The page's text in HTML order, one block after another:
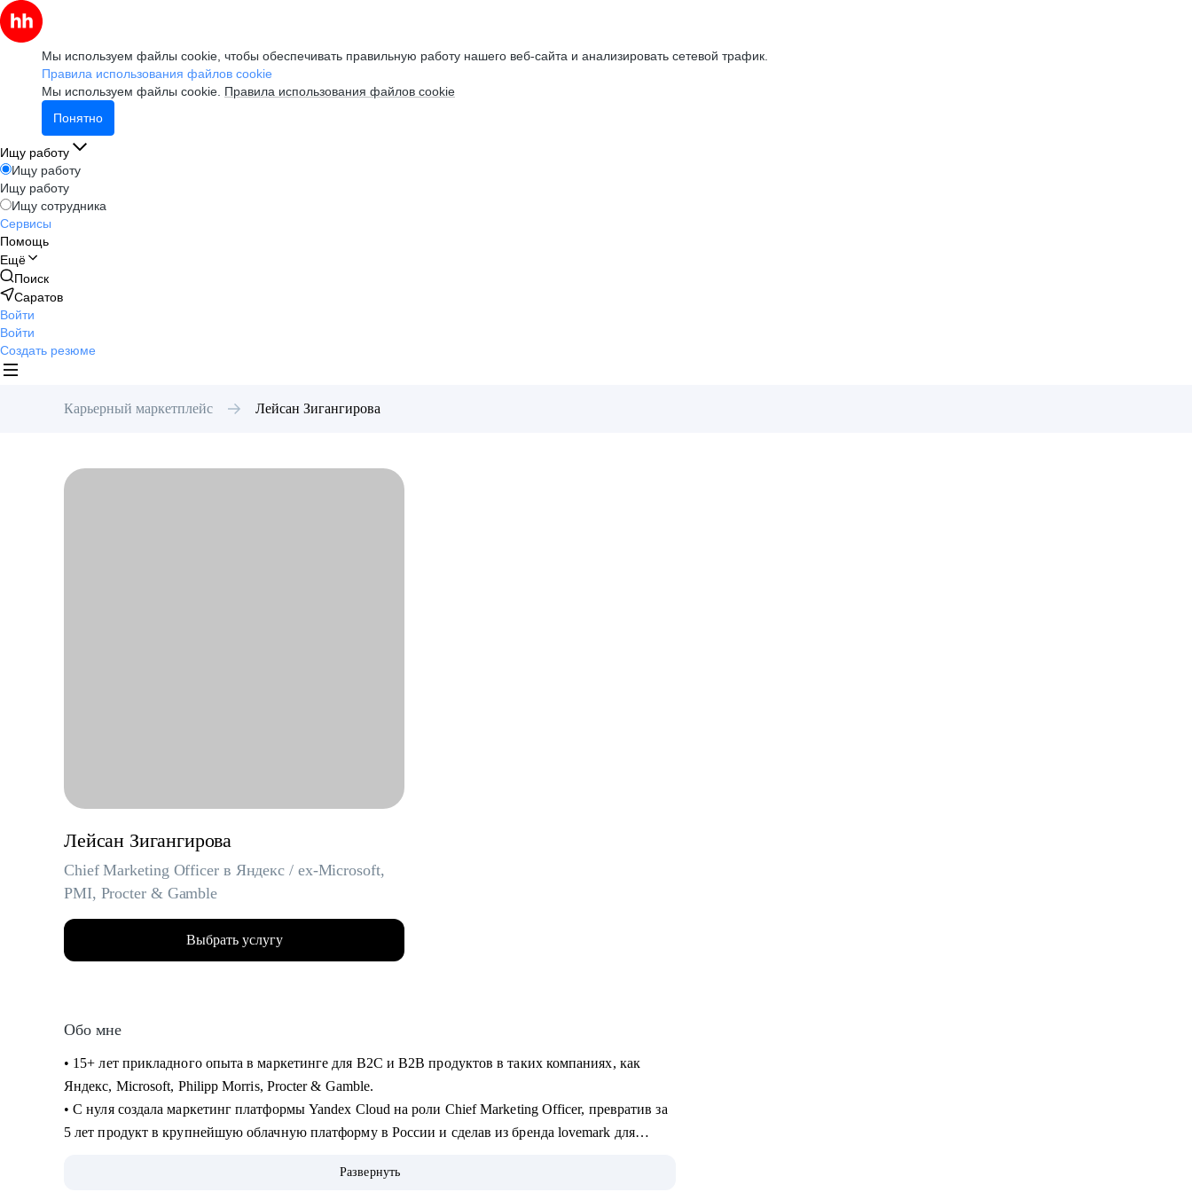
Мы используем файлы cookie, чтобы обеспечивать правильную работу нашего веб-сайта и анализировать сетевой трафик.
Правила использования файлов cookie
Мы используем файлы cookie. Правила использования файлов cookie
Понятно
Ищу работу
Ищу работу
Ищу работу
Ищу сотрудника
Сервисы
Помощь
Ещё
Поиск
Саратов
Войти
Войти
Создать резюме
Карьерный маркетплейс Лейсан Зигангирова
Лейсан Зигангирова
Chief Marketing Officer в Яндекс / ex-Microsoft,
PMI, Procter & Gamble
Выбрать услугу
Обо мне
• 15+ лет прикладного опыта в маркетинге для B2C и B2B продуктов в таких компаниях, как
Яндекс, Microsoft, Philipp Morris, Procter & Gamble.
• С нуля создала маркетинг платформы Yandex Cloud на роли Сhief Marketing Officer, превратив за
5 лет продукт в крупнейшую облачную платформу в России и сделав из бренда lovemark для
• Обладаю глубоким пониманием технологий и языка инженеров и разработчиков и умею
Развернуть